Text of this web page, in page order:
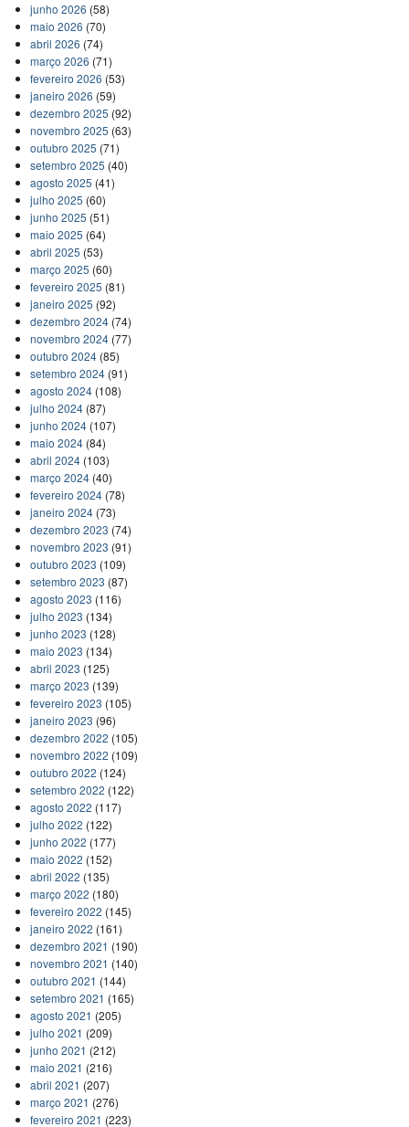
junho 2026 (58)
maio 2026 (70)
abril 2026 (74)
março 2026 (71)
fevereiro 2026 (53)
janeiro 2026 (59)
dezembro 2025 (92)
novembro 2025 (63)
outubro 2025 (71)
setembro 2025 (40)
agosto 2025 (41)
julho 2025 (60)
junho 2025 (51)
maio 2025 (64)
abril 2025 (53)
março 2025 (60)
fevereiro 2025 (81)
janeiro 2025 (92)
dezembro 2024(74)
novembro 2024(77)
outubro 2024(85)
setembro 2024(91)
agosto 2024(108)
julho 2024(87)
junho 2024(107)
maio 2024(84)
abril 2024(103)
março 2024(40)
fevereiro 2024(78)
janeiro 2024(73)
dezembro 2023 (74)
novembro 2023 (91)
outubro 2023 (109)
setembro 2023 (87)
agosto 2023 (116)
julho 2023 (134)
junho 2023 (128)
maio 2023 (134)
abril 2023 (125)
março 2023 (139)
fevereiro 2023 (105)
janeiro 2023 (96)
dezembro 2022 (105)
novembro 2022 (109)
outubro 2022 (124)
setembro 2022 (122)
agosto 2022 (117)
julho 2022 (122)
junho 2022 (177)
maio 2022 (152)
abril 2022 (135)
março 2022 (180)
fevereiro 2022 (145)
janeiro 2022 (161)
dezembro 2021 (190)
novembro 2021 (140)
outubro 2021 (144)
setembro 2021 (165)
agosto 2021 (205)
julho 2021 (209)
junho 2021 (212)
maio 2021 (216)
abril 2021 (207)
março 2021 (276)
fevereiro 2021 (223)